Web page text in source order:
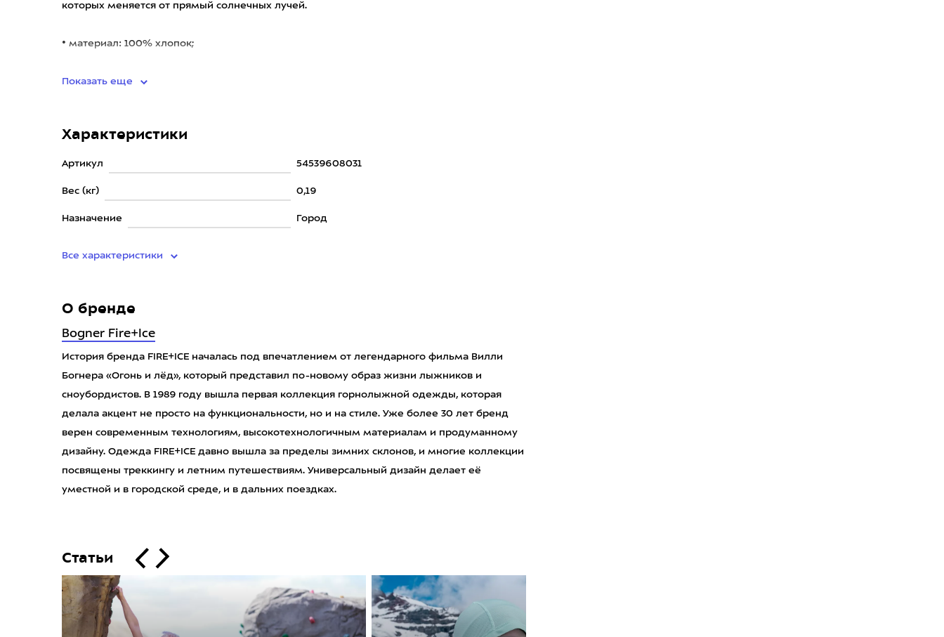
которых меняется от прямый солнечных лучей.
• материал: 100% хлопок;
Показать еще
Характеристики
Артикул 54539608031
Вес (кг) 0,19
Назначение Город
Все характеристики
О бренде
Bogner Fire+Ice
История бренда FIRE+ICE началась под впечатлением от легендарного фильма Вилли
Богнера «Огонь и лёд», который представил по-новому образ жизни лыжников и
сноубордистов. В 1989 году вышла первая коллекция горнолыжной одежды, которая
делала акцент не просто на функциональности, но и на стиле. Уже более 30 лет бренд
верен современным технологиям, высокотехнологичным материалам и продуманному
дизайну. Одежда FIRE+ICE давно вышла за пределы зимних склонов, и многие коллекции
посвящены треккингу и летним путешествиям. Универсальный дизайн делает её
уместной и в городской среде, и в дальних поездках.
Статьи